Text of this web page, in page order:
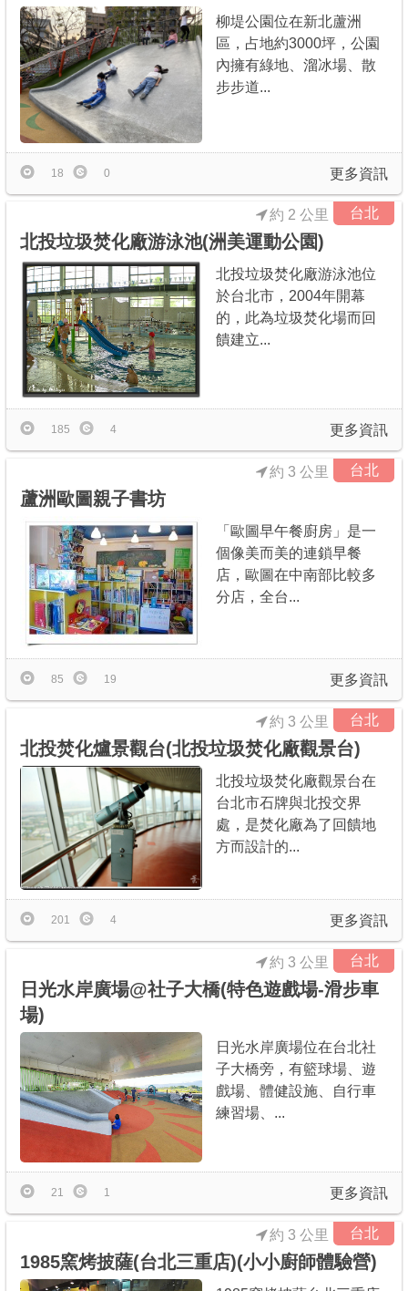
柳堤公園位在新北蘆洲
區，占地約3000坪，公園
內擁有綠地、溜冰場、散
步步道...
更多資訊
18 0
台北
北投垃圾焚化廠游泳池(洲美運動公園)
約 2 公里
北投垃圾焚化廠游泳池位
於台北市，2004年開幕
的，此為垃圾焚化場而回
饋建立...
更多資訊
185 4
台北
蘆洲歐圖親子書坊
約 3 公里
「歐圖早午餐廚房」是一
個像美而美的連鎖早餐
店，歐圖在中南部比較多
分店，全台...
更多資訊
85 19
台北
北投焚化爐景觀台(北投垃圾焚化廠觀景台)
約 3 公里
北投垃圾焚化廠觀景台在
台北市石牌與北投交界
處，是焚化廠為了回饋地
方而設計的...
更多資訊
201 4
台北
日光水岸廣場@社子大橋(特色遊戲場-滑步車
場)
約 3 公里
日光水岸廣場位在台北社
子大橋旁，有籃球場、遊
戲場、體健設施、自行車
練習場、...
更多資訊
21 1
台北
1985窯烤披薩(台北三重店)(小小廚師體驗營)
約 3 公里